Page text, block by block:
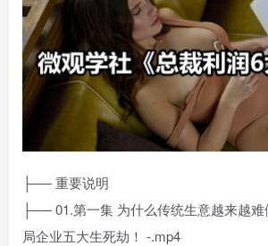
├── 重要说明
├── 01.第一集 为什么传统生意越来越
局企业五大生死劫！ -.mp4